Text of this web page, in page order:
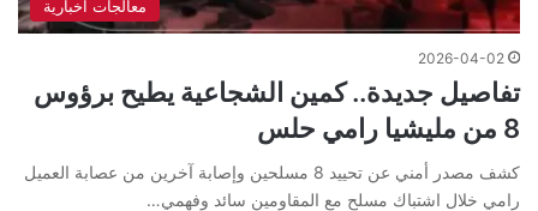
معالجات اخبارية
2026-04-02
تفاصيل جديدة.. كمين الشجاعية يطيح برؤوس
8 من مليشيا رامي حلس
كشف مصدر أمني عن تحييد 8 مسلحين وإصابة آخرين من عصابة العميل
رامي خلال اشتباك مسلح مع المقاومين سائد وفهمي…